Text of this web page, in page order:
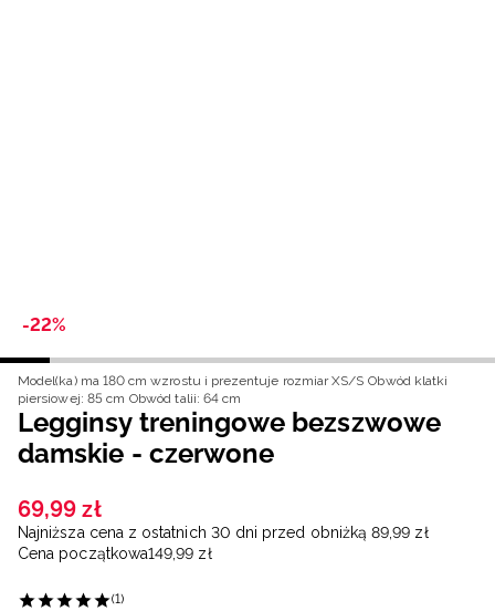
-22%
Model(ka) ma 180 cm wzrostu i prezentuje rozmiar XS/S Obwód klatki
piersiowej: 85 cm Obwód talii: 64 cm
Legginsy treningowe bezszwowe
damskie - czerwone
69,99 zł
Najniższa cena z ostatnich 30 dni przed obniżką 89,99 zł
Cena początkowa149,99 zł
(1)